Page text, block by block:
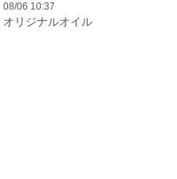
08/06 10:37
オリジナルオイル